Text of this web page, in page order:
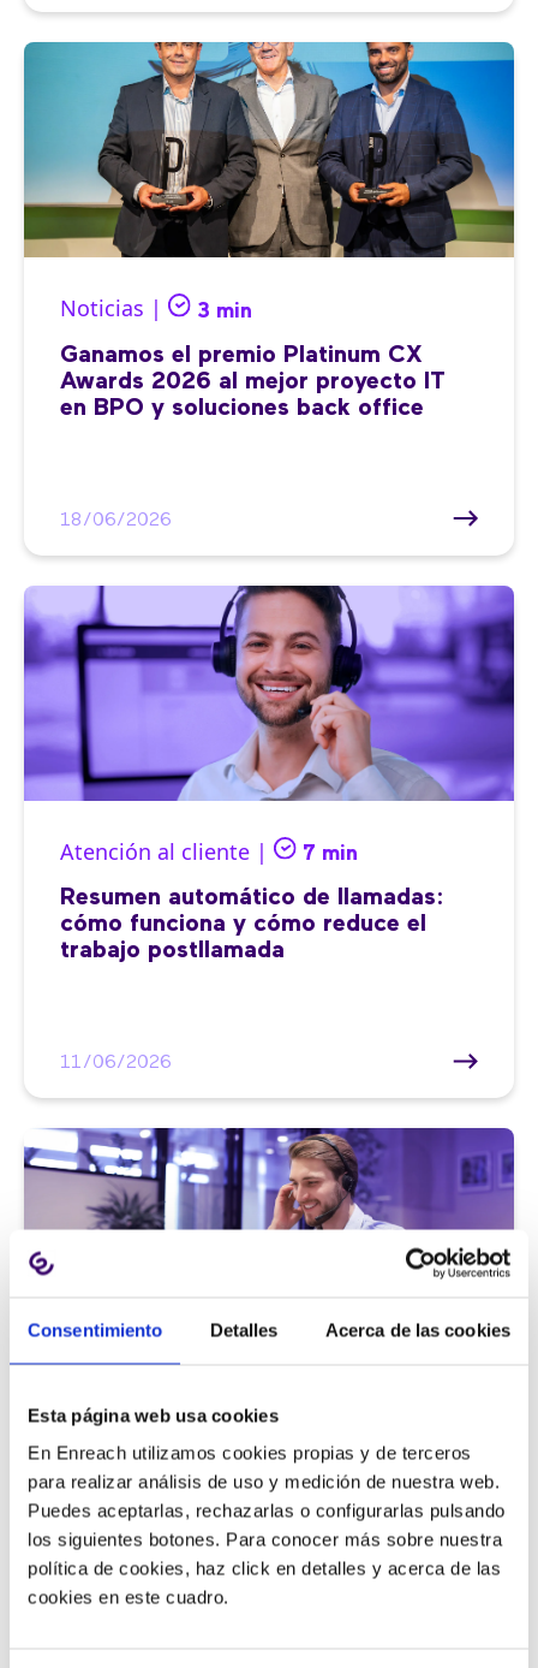
Consentimiento Detalles Acerca de las cookies
Esta página web usa cookies
En Enreach utilizamos cookies propias y de terceros
para realizar análisis de uso y medición de nuestra web.
Puedes aceptarlas, rechazarlas o configurarlas pulsando
los siguientes botones. Para conocer más sobre nuestra
política de cookies, haz click en detalles y acerca de las
cookies en este cuadro.
Noticias | 3 min
Ganamos el premio Platinum CX
Awards 2026 al mejor proyecto IT
en BPO y soluciones back office
18/06/2026
Atención al cliente | 7 min
Resumen automático de llamadas:
cómo funciona y cómo reduce el
trabajo postllamada
11/06/2026
9 métricas de call center para medir
la satisfacción del cliente
11/06/2026